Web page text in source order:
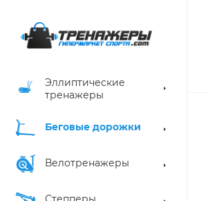
Эллиптические
тренажеры
Беговые дорожки
Велотренажеры